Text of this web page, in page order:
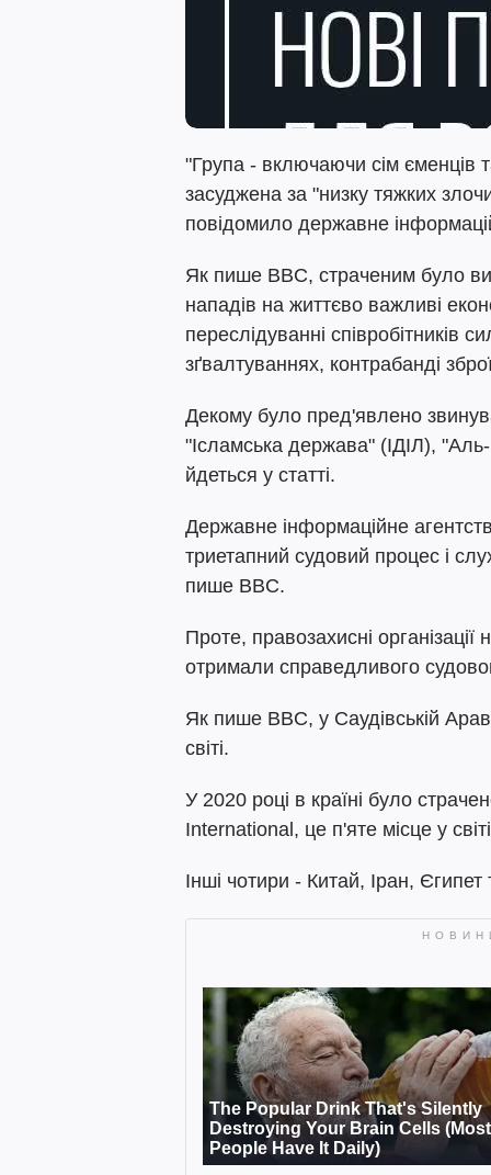
"Група - включаючи сім єменців
засуджена за "низку тяжких
повідомило державне
Як пише BBC, страченим було
нападів на життєво важливі
переслідуванні співробітників
зґвалтуваннях, контрабанді
Декому було пред'явлено
"Ісламська держава" (ІДІЛ), "Аль-
йдеться у статті.
Державне інформаційне
триетапний судовий процес і
пише BBC.
Проте, правозахисні
отримали справедливого
Як пише BBC, у Саудівській
світі.
У 2020 році в країні було
International, це п'яте місце у
Інші чотири - Китай, Іран, Єгипет